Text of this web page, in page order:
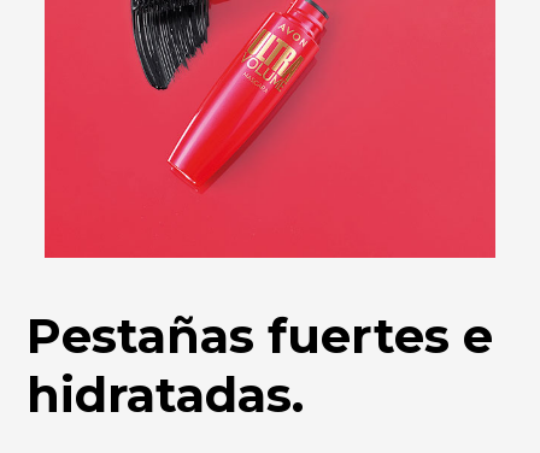
Pestañas fuertes e
hidratadas.